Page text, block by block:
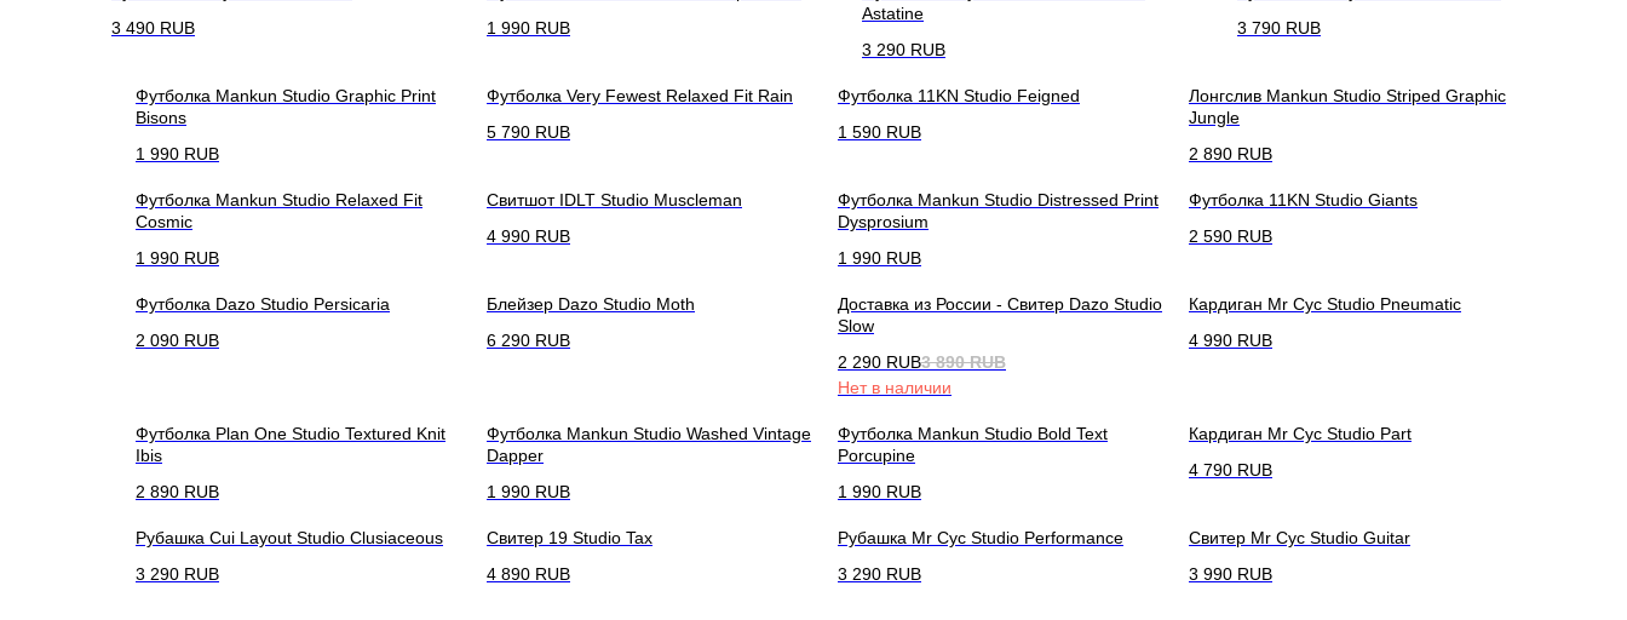
3 490 RUB
1 990 RUB
Astatine
3 290 RUB
3 790 RUB
Футболка Mankun Studio Graphic Print
Bisons
1 990 RUB
Футболка Very Fewest Relaxed Fit Rain
5 790 RUB
Футболка 11KN Studio Feigned
1 590 RUB
Лонгслив Mankun Studio Striped Graphic
Jungle
2 890 RUB
Футболка Mankun Studio Relaxed Fit
Cosmic
1 990 RUB
Свитшот IDLT Studio Muscleman
4 990 RUB
Футболка Mankun Studio Distressed Print
Dysprosium
1 990 RUB
Футболка 11KN Studio Giants
2 590 RUB
Футболка Dazo Studio Persicaria
2 090 RUB
Блейзер Dazo Studio Moth
6 290 RUB
Доставка из России - Свитер Dazo Studio
Slow
2 290 RUB3 890 RUB
Нет в наличии
Кардиган Mr Cyc Studio Pneumatic
4 990 RUB
Футболка Plan One Studio Textured Knit
Ibis
2 890 RUB
Футболка Mankun Studio Washed Vintage
Dapper
1 990 RUB
Футболка Mankun Studio Bold Text
Porcupine
1 990 RUB
Кардиган Mr Cyc Studio Part
4 790 RUB
Рубашка Cui Layout Studio Clusiaceous
3 290 RUB
Свитер 19 Studio Tax
4 890 RUB
Рубашка Mr Cyc Studio Performance
3 290 RUB
Свитер Mr Cyc Studio Guitar
3 990 RUB